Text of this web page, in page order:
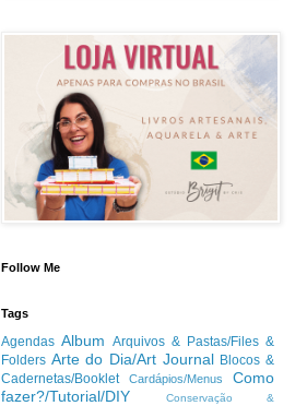
Follow Me
Tags
Agendas Album Arquivos & Pastas/Files &
Folders Arte do Dia/Art Journal Blocos &
Cadernetas/Booklet
Cardápios/Menus
Como
fazer?/Tutorial/DIY
Conservação &